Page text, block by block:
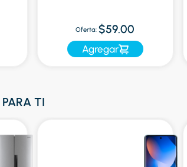
Oferta: $59.00
Agregar
PARA TI